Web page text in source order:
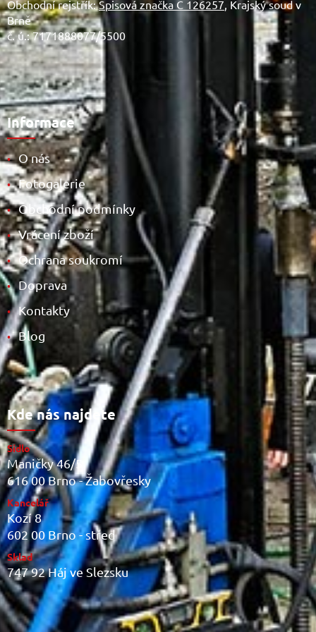
Obchodní rejstřík:Spisová značka C 126257, Krajský soud v
Brně
č. ú.: 7171888077/5500
Informace
• O nás
• Fotogalerie
• Obchodní podmínky
• Vrácení zboží
• Ochrana soukromí
• Doprava
• Kontakty
• Blog
Kde nás najdete
Sídlo
Maničky 46/5
616 00 Brno - Žabovřesky
Kancelář
Kozí 8
602 00 Brno - střed
Sklad
747 92 Háj ve Slezsku